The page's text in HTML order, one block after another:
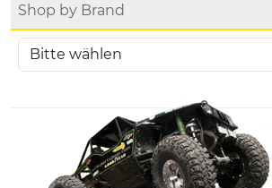
Shop by Brand